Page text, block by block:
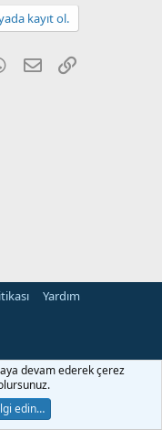
kayıt ol.
WhatsApp
E-posta
Yardım
devam ederek çerez
edin…